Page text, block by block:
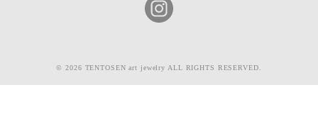
© 2026 TENTOSEN art jewelry ALL RIGHTS RESERVED.